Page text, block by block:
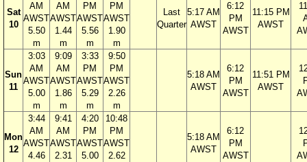
Sat
10
AM
AWST
5.50
m
AM
AWST
1.44
m
PM
AWST
5.56
m
PM
AWST
1.90
m
Last
Quarter
5:17 AM
AWST
6:12
PM
AWST
11:15 PM
AWST
Sun
11
3:03
AM
AWST
5.00
m
9:09
AM
AWST
1.86
m
3:33
PM
AWST
5.29
m
9:50
PM
AWST
2.26
m
5:18 AM
AWST
6:12
PM
AWST
11:51 PM
AWST
Mon
12
3:44
AM
AWST
4.46
9:41
AM
AWST
2.31
4:20
PM
AWST
5.00
10:48
PM
AWST
2.62
5:18 AM
AWST
6:12
PM
AWST